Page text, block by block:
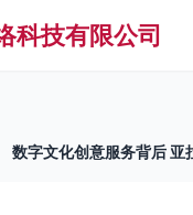
科技有限公司
数字文化创意服务背后 亚